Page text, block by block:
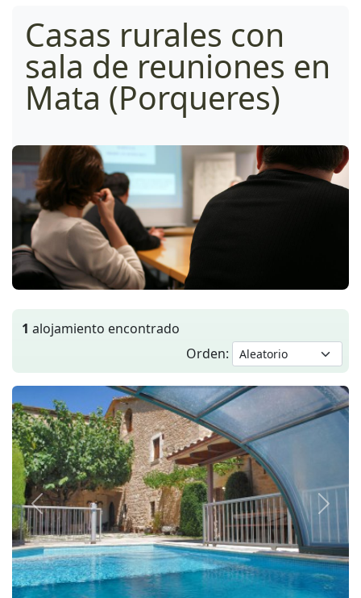
Casas rurales con
sala de reuniones en
Mata (Porqueres)
1 alojamiento encontrado
Orden:
Anterior